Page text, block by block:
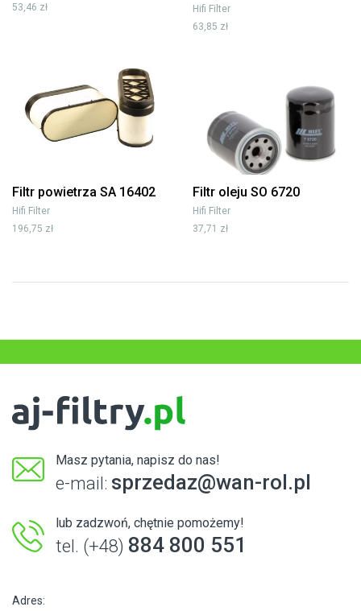
53,46 zł
Hifi Filter
63,85 zł
Filtr powietrza SA 16402
Hifi Filter
196,75 zł
Filtr oleju SO 6720
Hifi Filter
37,71 zł
Masz pytania, napisz do nas!
e-mail: sprzedaz@wan-rol.pl
lub zadzwoń, chętnie pomożemy!
tel. (+48) 884 800 551
Adres: